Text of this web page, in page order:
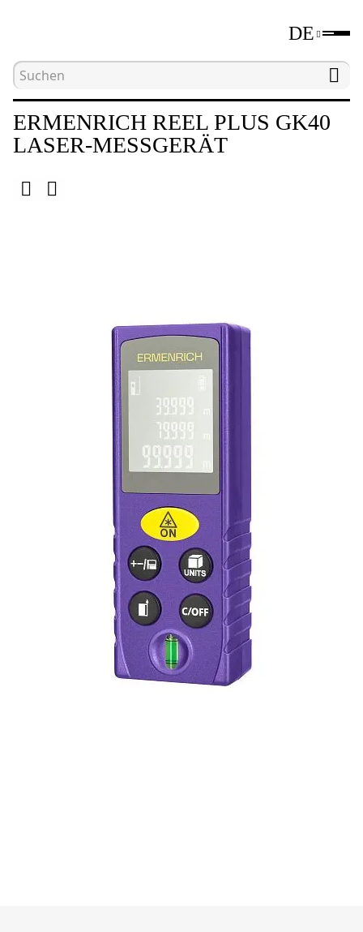
DE
Hauptseite
ERMENRICH REEL PLUS GK40
LASER-MESSGERÄT